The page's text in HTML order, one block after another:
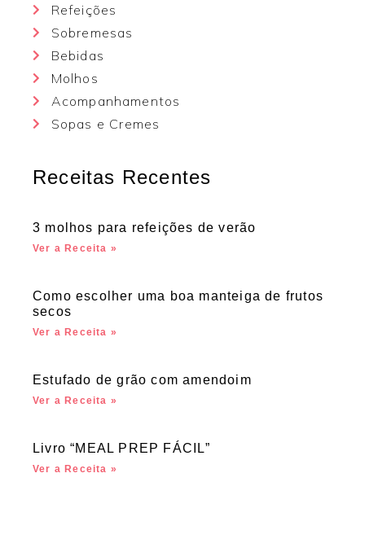
Refeições
Sobremesas
Bebidas
Molhos
Acompanhamentos
Sopas e Cremes
Receitas Recentes
3 molhos para refeições de verão
Ver a Receita »
Como escolher uma boa manteiga de frutos
secos
Ver a Receita »
Estufado de grão com amendoim
Ver a Receita »
Livro “MEAL PREP FÁCIL”
Ver a Receita »